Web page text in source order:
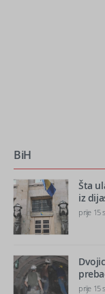
BiH
Šta
iz
prije 15
prije 15